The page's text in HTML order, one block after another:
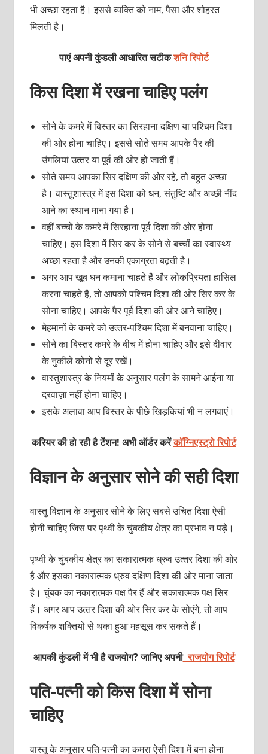
भी अच्‍छा रहता है। इससे व्‍यक्‍ति को नाम, पैसा और शोहरत
मिलती है।
पाएं अपनी कुंडली आधारित सटीकशनि रिपोर्ट
किस दिशा में रखना चाहिए पलंग
सोने के कमरे में बिस्‍तर का सिरहाना दक्षिण या पश्चिम दिशा
की ओर होना चाहिए। इससे सोते समय आपके पैर की
उंगलियां उत्‍तर या पूर्व की ओर होे जाती हैं।
सोते समय आपका सिर दक्षिण की ओर रहे, तो बहुत अच्‍छा
है। वास्‍तुशास्‍त्र में इस दिशा को धन, संतुष्टि और अच्‍छी नींद
आने का स्‍थान माना गया है।
वहीं बच्‍चों के कमरे में सिरहाना पूर्व दिशा की ओर होना
चा‍हिए। इस दिशा में सिर कर के सोने से बच्‍चों का स्‍वास्‍थ्‍य
अच्‍छा रहता है और उनकी एकाग्रता बढ़ती है।
अगर आप खूब धन कमाना चाहते हैं और लोकप्रियता हासिल
करना चाहते हैं, तो आपको पश्चिम दिशा की ओर सिर कर के
सोना चाहिए। आपके पैर पूर्व दिशा की ओर आने चाहिए।
मेहमानों के कमरे को उत्‍तर-पश्चिम दिशा में बनवाना चाहिए।
सोने का बिस्‍तर कमरे के बीच में होना चाहिए और इसे दीवार
के नुकीले कोनों से दूर रखें।
वास्‍तुशास्‍त्र के नियमों के अनुसार पलंग के सामने आईना या
दरवाज़ा नहीं होना चाहिए।
इसके अलावा आप बिस्‍तर के पीछे खिड़कियां भी न लगवाएं।
करियर की हो रही है टेंशन! अभी ऑर्डर करेंकॉग्निएस्ट्रो रिपोर्ट
विज्ञान के अनुसार सोने की सही दिशा
वास्‍तु विज्ञान के अनुसार सोने के लिए सबसे उचित दिशा ऐसी
होनी चाहिए जिस पर पृथ्‍वी के चुंबकीय क्षेत्र का प्रभाव न पड़े।
पृथ्‍वी के चुंबकीय क्षेत्र का सकारात्‍मक ध्रुव उत्‍तर दिशा की ओर
है और इसका नकारात्‍मक ध्रुव दक्षिण दिशा की ओर माना जाता
है। चुंबक का नकारात्‍मक पक्ष पैर हैं और सकारात्‍मक पक्ष सिर
हैं। अगर आप उत्‍तर दिशा की ओर सिर कर के सोएंगे, तो आप
विकर्षक शक्‍तियों से थका हुआ महसूस कर सकते हैं।
आपकी कुंडली में भी है राजयोग? जानिए अपनीराजयोग रिपोर्ट
पति-पत्‍नी को किस दिशा में सोना
चाहिए
वास्‍तु के अनुसार पति-पत्‍नी का कमरा ऐसी दिशा में बना होना